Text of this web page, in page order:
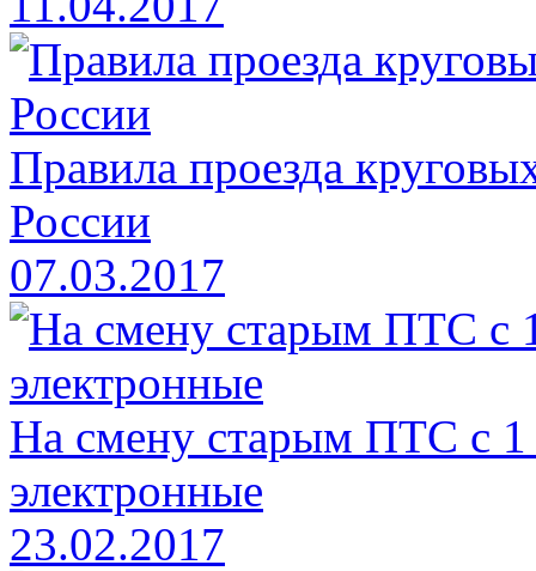
Правила проезда
России
07.03.2017
На смену старым ПТС с 1
электронные
23.02.2017